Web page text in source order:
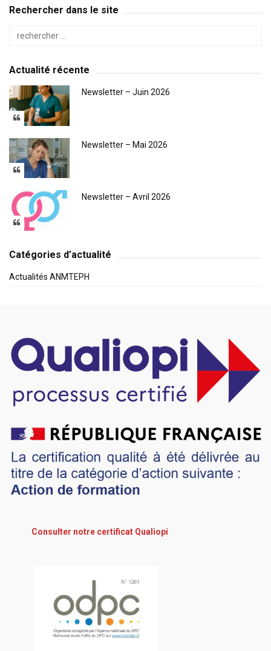
Rechercher dans le site
Actualité récente
Newsletter – Juin 2026
Newsletter – Mai 2026
Newsletter – Avril 2026
Catégories d’actualité
Actualités ANMTEPH
Consulter notre certificat Qualiopi